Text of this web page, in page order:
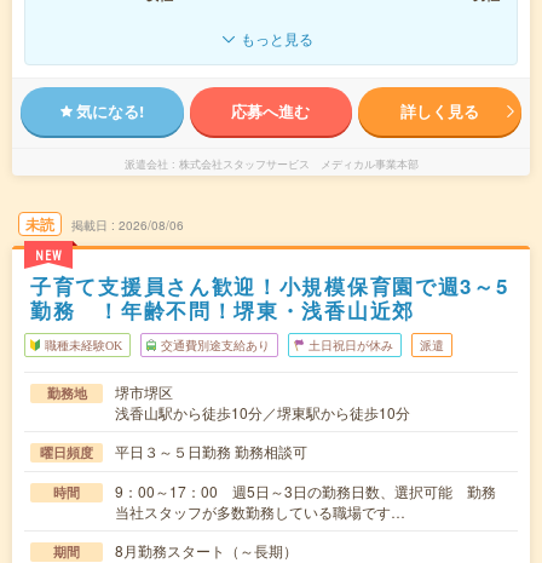
もっと見る
気になる! 応募へ進む 詳しく見る
派遣会社 株式会社スタッフサービス メディカル事業本部
未読
NEW
掲載日 2026/08/06
子育て支援員さん歓迎！小規模保育園で週3～5
勤務 ！年齢不問！堺東・浅香山近郊
職種未経験OK 交通費別途支給あり 土日祝日が休み 派遣
勤務地
堺市堺区
浅香山駅から徒歩10分／堺東駅から徒歩10分
曜日頻度 平日３～５日勤務 勤務相談可
時間
9：00～17：00 週5日～3日の勤務日数、選択可能 勤務
当社スタッフが多数勤務している職場です…
期間 8月勤務スタート（～長期）